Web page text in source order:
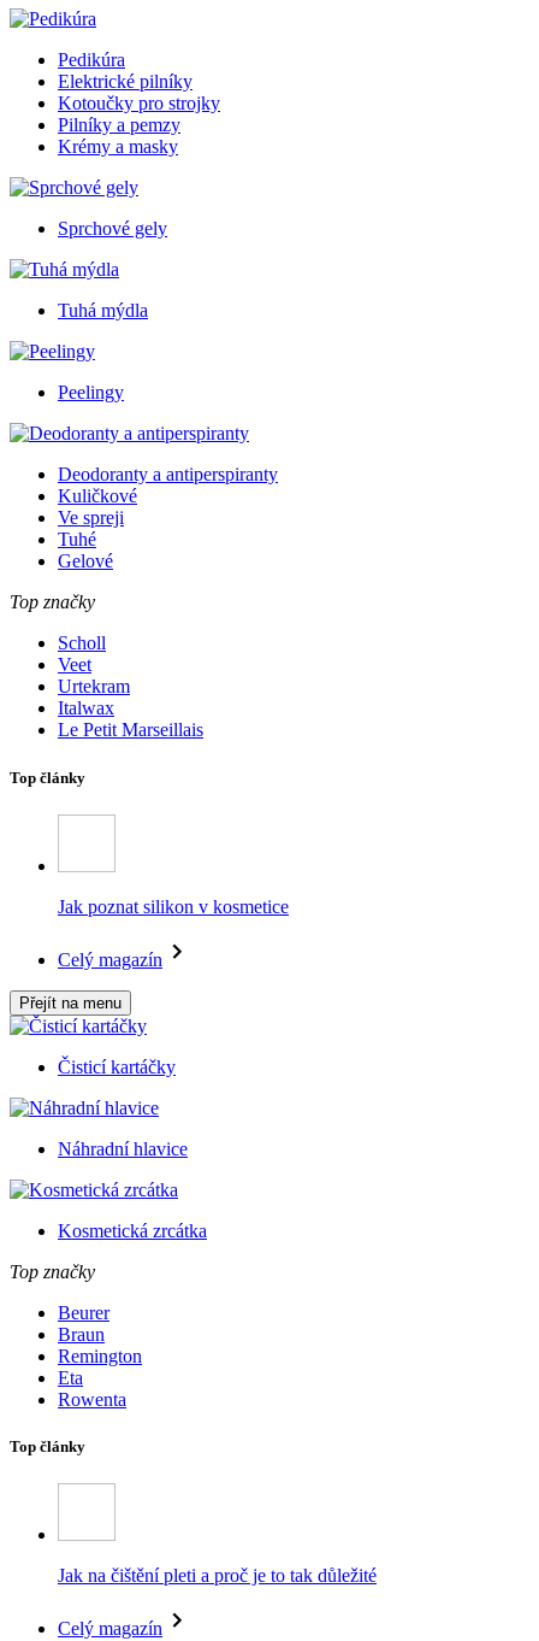
Pedikúra
Elektrické pilníky
Kotoučky pro strojky
Pilníky a pemzy
Krémy a masky
Sprchové gely
Tuhá mýdla
Peelingy
Deodoranty a antiperspiranty
Kuličkové
Ve spreji
Tuhé
Gelové
Top značky
Scholl
Veet
Urtekram
Italwax
Le Petit Marseillais
Top články
Jak poznat silikon v kosmetice
Celý magazín
Přejít na menu
Čisticí kartáčky
Náhradní hlavice
Kosmetická zrcátka
Top značky
Beurer
Braun
Remington
Eta
Rowenta
Top články
Jak na čištění pleti a proč je to tak důležité
Celý magazín